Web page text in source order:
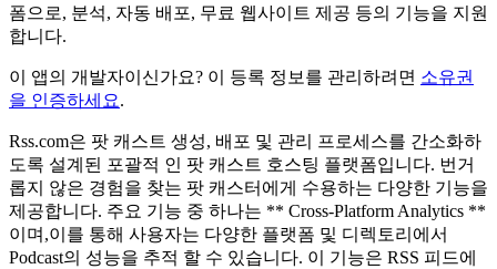
폼으로, 분석, 자동 배포, 무료 웹사이트 제공 등의 기능을 지원
합니다.
이 앱의 개발자이신가요? 이 등록 정보를 관리하려면 소유권
을 인증하세요.
Rss.com은 팟 캐스트 생성, 배포 및 관리 프로세스를 간소화하
도록 설계된 포괄적 인 팟 캐스트 호스팅 플랫폼입니다. 번거
롭지 않은 경험을 찾는 팟 캐스터에게 수용하는 다양한 기능을
제공합니다. 주요 기능 중 하나는 ** Cross-Platform Analytics **
이며,이를 통해 사용자는 다양한 플랫폼 및 디렉토리에서
Podcast의 성능을 추적 할 수 있습니다. 이 기능은 RSS 피드에